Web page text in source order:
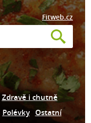
Fitweb.cz
Zdravě i chutně
Polévky Ostatní